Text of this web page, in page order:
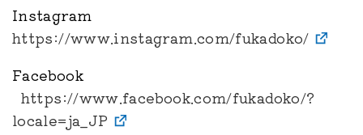
Instagram
https://www.instagram.com/fukadoko/
Facebook
https://www.facebook.com/fukadoko/?
locale=ja_JP